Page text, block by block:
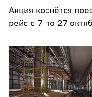
Акция коснётся
рейс с 7 по 27